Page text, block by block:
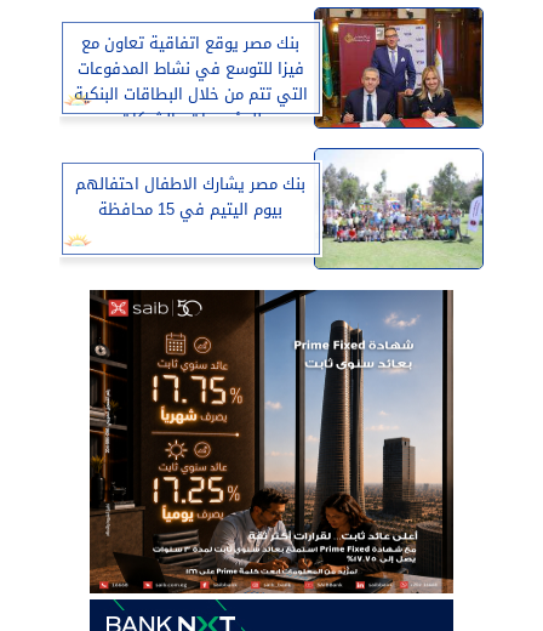
بنك مصر يوقع اتفاقية تعاون مع
فيزا للتوسع في نشاط المدفوعات
التي تتم من خلال البطاقات البنكية
للمؤسسات والشركات
بنك مصر يشارك الاطفال احتفالهم
بيوم اليتيم في 15 محافظة